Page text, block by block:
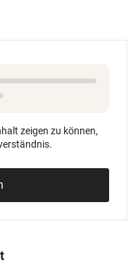
zeigen zu können,